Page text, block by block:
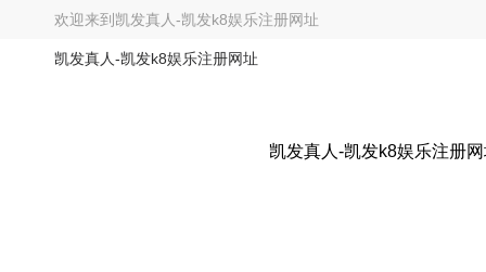
欢迎来到 凯发真人-凯发k8娱乐注册网址
凯发真人-凯发k8娱乐注册网址
凯发真人-凯发k8娱乐注册